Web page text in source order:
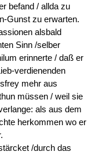
befand / allda zu
Gunst zu erwarten.
alsbald
Sinn /selber
erinnerte / daß er
verdienenden
mehr aus
müssen / weil sie
als aus dem
herkommen wo er
/durch das